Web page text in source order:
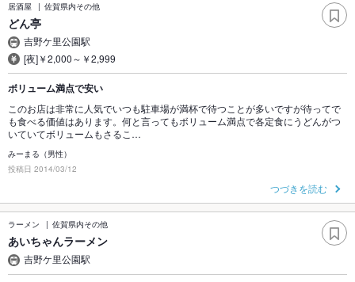
居酒屋 佐賀県内その他
どん亭
吉野ケ里公園駅
[夜]￥2,000～￥2,999
ボリューム満点で安い
このお店は非常に人気でいつも駐車場が満杯で待つことが多いですが待ってで
も食べる価値はあります。何と言ってもボリューム満点で各定食にうどんがつ
いていてボリュームもさるこ…
みーまる（男性）
投稿日 2014/03/12
つづきを読む
ラーメン 佐賀県内その他
あいちゃんラーメン
吉野ケ里公園駅